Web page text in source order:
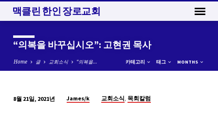
맥클린 한인 장로교회
“의복을 바꾸십시오”: 고현권 목사
Home 글 교회소식 “의복을… 카테고리 태그 MONTHS
8월 21일, 2021년 James/k 교회소식,목회칼럼